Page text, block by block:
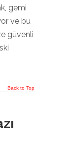
gemi
ve bu
güvenli
Back to Top